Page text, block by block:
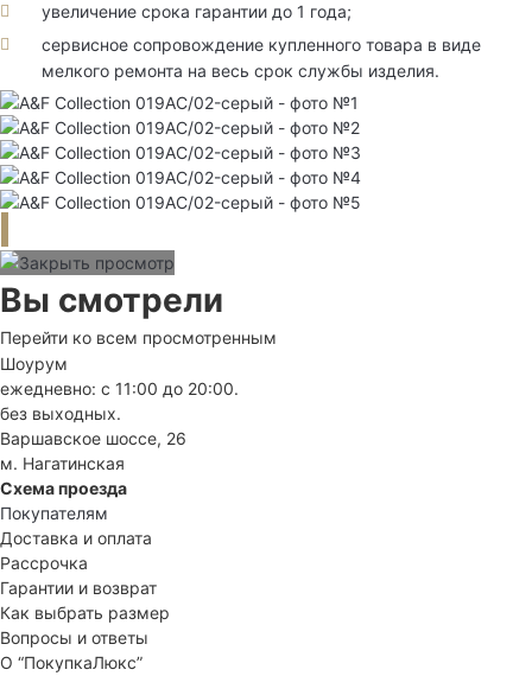
увеличение срока гарантии до 1 года;
сервисное сопровождение купленного товара в виде
мелкого ремонта на весь срок службы изделия.
Вы смотрели
Перейти ко всем просмотренным
Шоурум
ежедневно: с 11:00 до 20:00.
без выходных.
Варшавское шоссе, 26
м. Нагатинская
Схема проезда
Покупателям
Доставка и оплата
Рассрочка
Гарантии и возврат
Как выбрать размер
Вопросы и ответы
О “ПокупкаЛюкс”